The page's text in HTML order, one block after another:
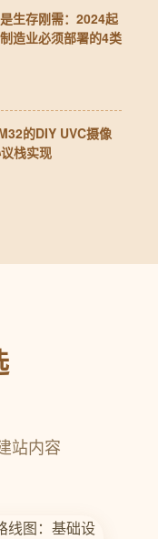
生存刚需：2024起
造业必须部署的4类
的DIY UVC摄像
栈实现
站内容